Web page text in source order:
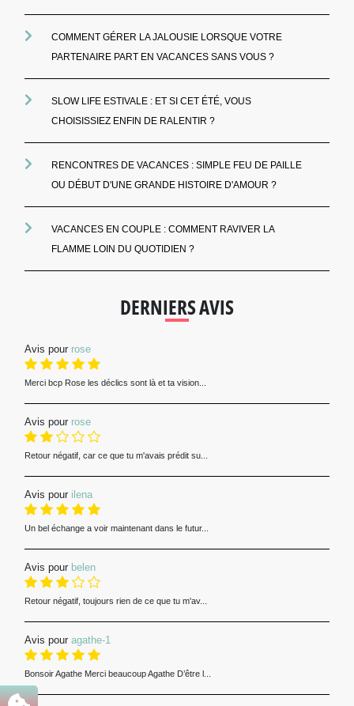
COMMENT GÉRER LA JALOUSIE LORSQUE VOTRE
PARTENAIRE PART EN VACANCES SANS VOUS ?
SLOW LIFE ESTIVALE : ET SI CET ÉTÉ, VOUS
CHOISISSIEZ ENFIN DE RALENTIR ?
RENCONTRES DE VACANCES : SIMPLE FEU DE PAILLE
OU DÉBUT D'UNE GRANDE HISTOIRE D'AMOUR ?
VACANCES EN COUPLE : COMMENT RAVIVER LA
FLAMME LOIN DU QUOTIDIEN ?
DERNIERS AVIS
Avis pour rose
Merci bcp Rose les déclics sont là et ta vision...
Avis pour rose
Retour négatif, car ce que tu m'avais prédit su...
Avis pour ilena
Un bel échange a voir maintenant dans le futur...
Avis pour belen
Retour négatif, toujours rien de ce que tu m'av...
Avis pour agathe-1
Bonsoir Agathe Merci beaucoup Agathe D’être l...